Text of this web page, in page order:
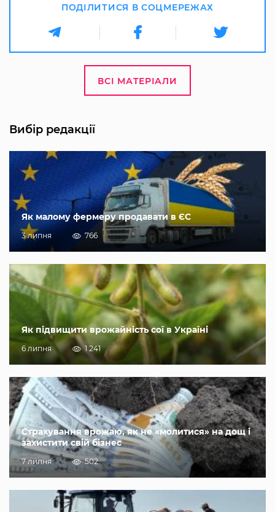
ПОДІЛИТИСЯ В СОЦМЕРЕЖАХ
ВСІ МАТЕРІАЛИ
Вибір редакції
Як малому фермеру продавати в ЄС
3 липня 766
Як підвищити врожайність сої в Україні
6 липня 1 241
Страхування врожаю, як не «молитися» на дощ і
захистити свій бізнес
7 липня 502